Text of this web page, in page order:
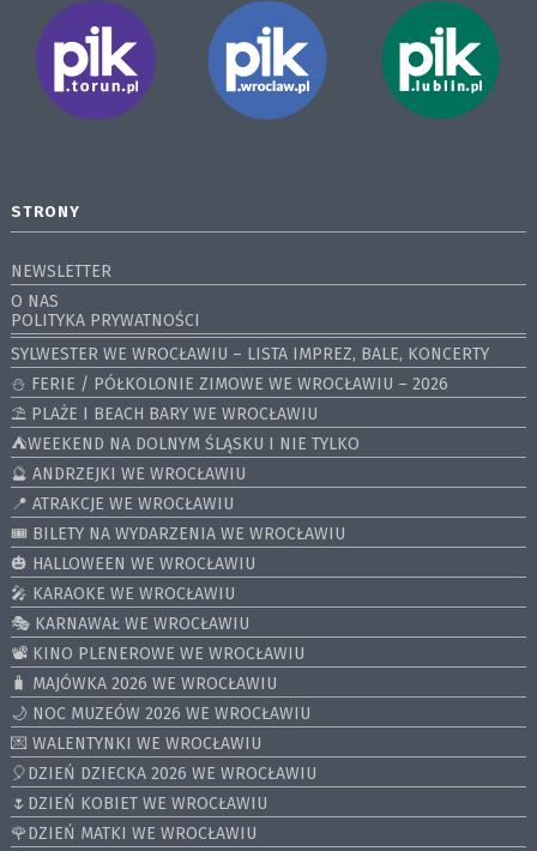
STRONY
NEWSLETTER
O NAS
POLITYKA PRYWATNOŚCI
SYLWESTER WE WROCŁAWIU – LISTA IMPREZ, BALE, KONCERTY
⛄️ FERIE / PÓŁKOLONIE ZIMOWE WE WROCŁAWIU – 2026
⛱️ PLAŻE I BEACH BARY WE WROCŁAWIU
⛺️WEEKEND NA DOLNYM ŚLĄSKU I NIE TYLKO
🔮 ANDRZEJKI WE WROCŁAWIU
📍 ATRAKCJE WE WROCŁAWIU
🎟️ BILETY NA WYDARZENIA WE WROCŁAWIU
🎃 HALLOWEEN WE WROCŁAWIU
🎤 KARAOKE WE WROCŁAWIU
🎭 KARNAWAŁ WE WROCŁAWIU
📽️ KINO PLENEROWE WE WROCŁAWIU
🧳 MAJÓWKA 2026 WE WROCŁAWIU
🌙 NOC MUZEÓW 2026 WE WROCŁAWIU
💌 WALENTYNKI WE WROCŁAWIU
🎈DZIEŃ DZIECKA 2026 WE WROCŁAWIU
🌷DZIEŃ KOBIET WE WROCŁAWIU
🌹DZIEŃ MATKI WE WROCŁAWIU